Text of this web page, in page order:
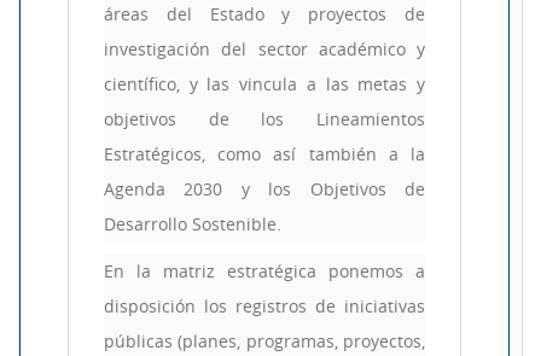
áreas del Estado y proyectos de
investigación del sector académico y
científico, y las vincula a las metas y
objetivos de los Lineamientos
Estratégicos, como así también a la
Agenda 2030 y los Objetivos de
Desarrollo Sostenible.
En la matriz estratégica ponemos a
disposición los registros de iniciativas
públicas (planes, programas, proyectos,